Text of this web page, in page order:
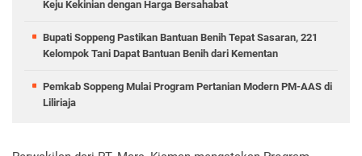
Keju Kekinian dengan Harga Bersahabat
Bupati Soppeng Pastikan Bantuan Benih Tepat Sasaran, 221
Kelompok Tani Dapat Bantuan Benih dari Kementan
Pemkab Soppeng Mulai Program Pertanian Modern PM-AAS di
Liliriaja